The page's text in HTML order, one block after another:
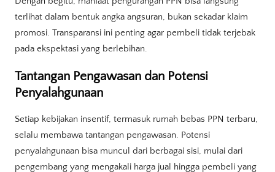
terlihat dalam bentuk angka angsuran, bukan sekadar klaim
promosi. Transparansi ini penting agar pembeli tidak terjebak
pada ekspektasi yang berlebihan.
Tantangan Pengawasan dan Potensi
Penyalahgunaan
Setiap kebijakan insentif, termasuk rumah bebas PPN terbaru,
selalu membawa tantangan pengawasan. Potensi
penyalahgunaan bisa muncul dari berbagai sisi, mulai dari
pengembang yang mengakali harga jual hingga pembeli yang